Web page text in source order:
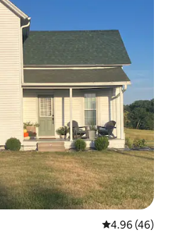
Calificación
4.96 (46)